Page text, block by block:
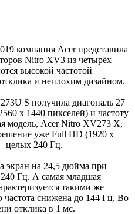
компания Acer представила
Nitro XV3 из четырёх
высокой частотой
и неплохим дизайном.
S получила диагональ 27
x 1440 пикселей) и частоту
модель, Acer Nitro XV273 X,
уже Full HD (1920 x
целых 240 Гц.
экран на 24,5 дюйма при
Гц. А самая младшая
такими же
снижена до 144 Гц. Во
отклика в 1 мс.